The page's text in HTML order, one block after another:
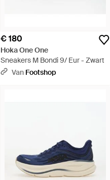
€ 180
Hoka One One
Sneakers M Bondi 9/ Eur - Zwart
Van Footshop